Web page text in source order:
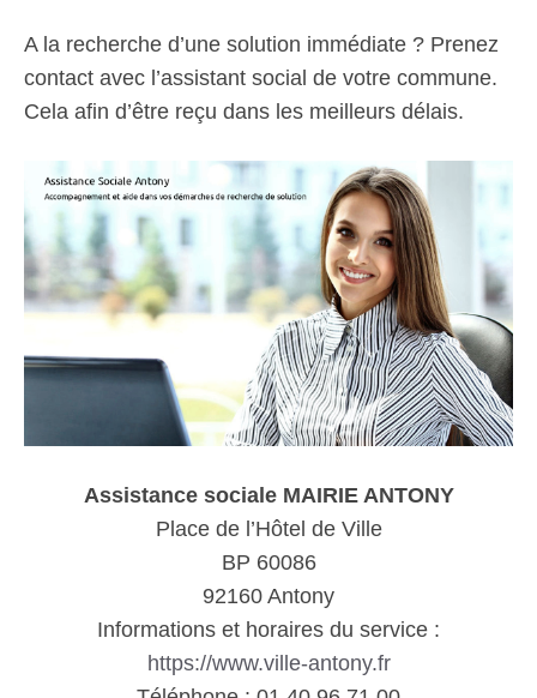
A la recherche d’une solution immédiate ? Prenez
contact avec l’assistant social de votre commune.
Cela afin d’être reçu dans les meilleurs délais.
Assistance sociale MAIRIE ANTONY
Place de l’Hôtel de Ville
BP 60086
92160 Antony
Informations et horaires du service :
https://www.ville-antony.fr